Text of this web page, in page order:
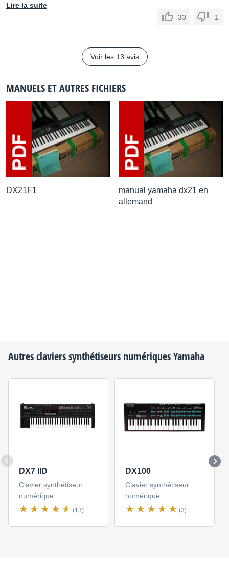
Lire la suite
33
1
Voir les 13 avis
MANUELS ET AUTRES FICHIERS
DX21F1
manual yamaha dx21 en
allemand
Autres claviers synthétiseurs numériquesYamaha
DX7 IID
Clavier synthétiseur
numérique
(13)
DX100
Clavier synthétiseur
numérique
(3)